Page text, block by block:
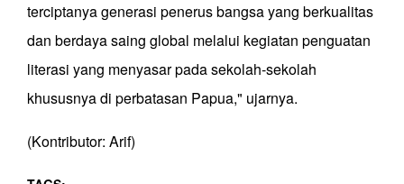
terciptanya generasi penerus bangsa yang berkualitas
dan berdaya saing global melalui kegiatan penguatan
literasi yang menyasar pada sekolah-sekolah
khususnya di perbatasan Papua," ujarnya.
(Kontributor: Arif)